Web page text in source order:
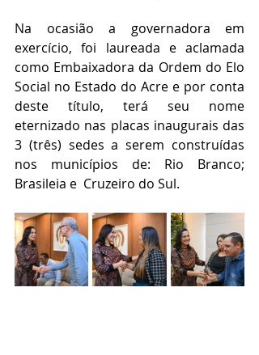
Na ocasião a governadora em
exercício, foi laureada e aclamada
como Embaixadora da Ordem do Elo
Social no Estado do Acre e por conta
deste título, terá seu nome
eternizado nas placas inaugurais das
3 (três) sedes a serem construídas
nos municípios de: Rio Branco;
Brasileia e  Cruzeiro do Sul.